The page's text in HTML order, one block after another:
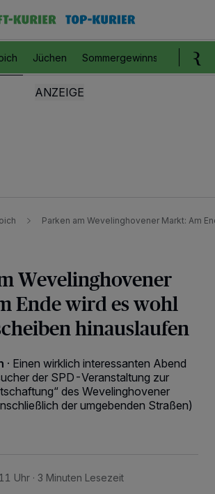
Jüchen Sommergewinnspiel
Parken am Wevelinghovener Markt: Am
Wevelinghovener
Ende wird es wohl
hinauslaufen
· Einen wirklich interessanten Abend
der SPD-Veranstaltung zur
des Wevelinghovener
der umgebenden Straßen)
Uhr 3 Minuten Lesezeit